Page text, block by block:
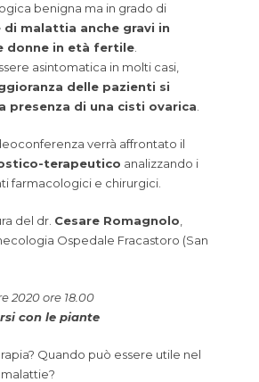
benigna ma in grado di
di malattia anche gravi in
donne in età fertile
asintomatica in molti casi,
delle pazienti si
presenza di una cisti ovarica
verrà affrontato il
terapeutico analizzando i
farmacologici e chirurgici.
del dr. Cesare Romagnolo
Ospedale Fracastoro (San
2020 ore 18.00
con le piante
Quando può essere utile nel